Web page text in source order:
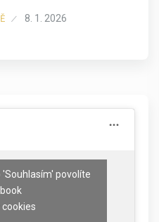
8. 1. 2026
povolíte